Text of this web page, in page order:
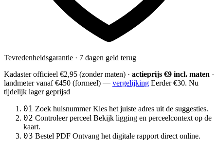
Tevredenheidsgarantie · 7 dagen geld terug
Kadaster officieel €2,95 (zonder maten) · actieprijs €9 incl. maten ·
landmetervanaf €450 (formeel) — vergelijking Eerder €30. Nu
tijdelijk lager geprijsd
01 Zoek huisnummer Kies het juiste adres uit de suggesties.
02 Controleer perceel Bekijk ligging en perceelcontext op de
kaart.
03 Bestel PDF Ontvang het digitale rapport direct online.